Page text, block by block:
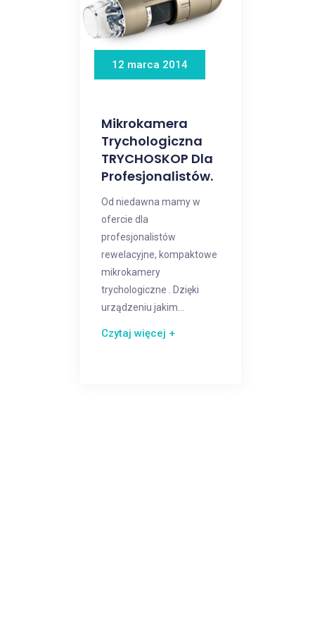
12 marca 2014
Mikrokamera
Trychologiczna
TRYCHOSKOP Dla
Profesjonalistów.
Od niedawna mamy w
ofercie dla
profesjonalistów
rewelacyjne, kompaktowe
mikrokamery
trychologiczne . Dzięki
urządzeniu jakim...
Czytaj więcej +